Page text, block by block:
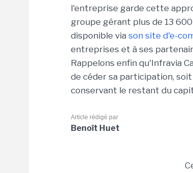
l'entreprise garde cette
groupe gérant plus de 13
disponible via son site d'e-
entreprises et à ses
Rappelons enfin qu'Infravia
de céder sa participation, soit
conservant le restant du
Article rédigé par
Benoît Huet